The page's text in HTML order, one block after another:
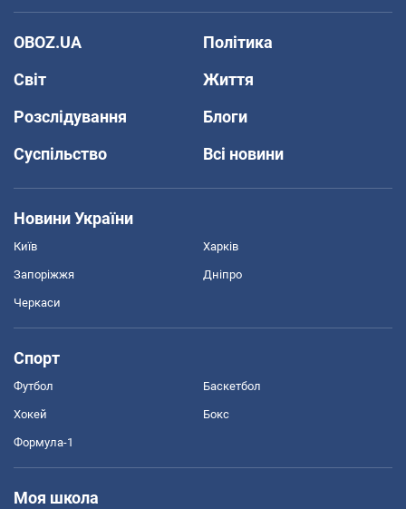
OBOZ.UA
Політика
Світ
Життя
Розслідування
Блоги
Суспільство
Всі новини
Новини України
Київ Харків
Запоріжжя Дніпро
Черкаси
Спорт
Футбол Баскетбол
Хокей Бокс
Формула-1
Моя школа